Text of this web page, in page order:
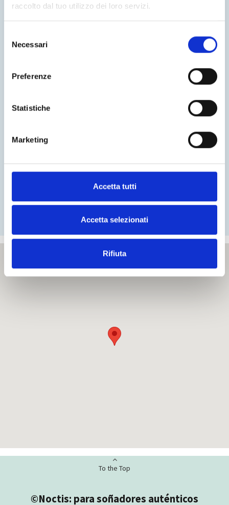
raccolto dal tuo utilizzo dei loro servizi.
delNecessari
Preferenze
Statistiche
Marketing
Accetta tutti
Accetta selezionati
Rifiuta
Con el envío del presente formulario acepto el
tratamiento de los datos personales según decreto
To the Top
©Noctis: para soñadores auténticos